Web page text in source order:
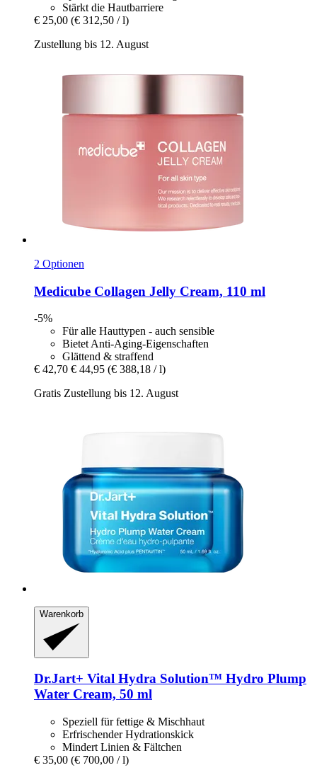
Stärkt die Hautbarriere
€ 25,00 (€ 312,50 / l)
Zustellung bis 12. August
2 Optionen
Medicube Collagen Jelly Cream, 110 ml
-5%
Für alle Hauttypen - auch sensible
Bietet Anti-Aging-Eigenschaften
Glättend & straffend
€ 42,70 € 44,95 (€ 388,18 / l)
Gratis Zustellung bis 12. August
Warenkorb
Dr.Jart+ Vital Hydra Solution™ Hydro Plump
Water Cream, 50 ml
Speziell für fettige & Mischhaut
Erfrischender Hydrationskick
Mindert Linien & Fältchen
€ 35,00 (€ 700,00 / l)